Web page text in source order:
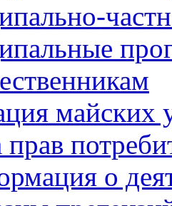
майских
о